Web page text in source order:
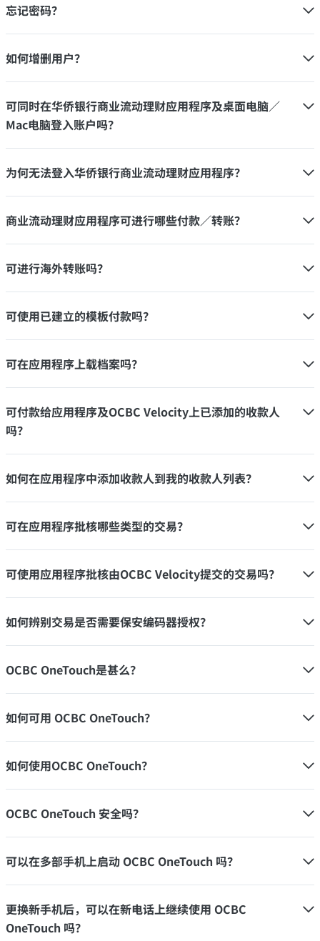
忘记密码？
如何增删用户？
可同时在华侨银行商业流动理财应用程序及桌面电脑／
Mac电脑登入账户吗？
为何无法登入华侨银行商业流动理财应用程序？
商业流动理财应用程序可进行哪些付款／转账？
可进行海外转账吗？
可使用已建立的模板付款吗？
可在应用程序上载档案吗？
可付款给应用程序及OCBC Velocity上已添加的收款人
吗？
如何在应用程序中添加收款人到我的收款人列表？
可在应用程序批核哪些类型的交易？
可使用应用程序批核由OCBC Velocity提交的交易吗？
如何辨别交易是否需要保安编码器授权？
OCBC OneTouch是甚么？
如何可用 OCBC OneTouch？
如何使用OCBC OneTouch？
OCBC OneTouch 安全吗？
可以在多部手机上启动 OCBC OneTouch 吗？
更换新手机后，可以在新电话上继续使用 OCBC
OneTouch 吗？